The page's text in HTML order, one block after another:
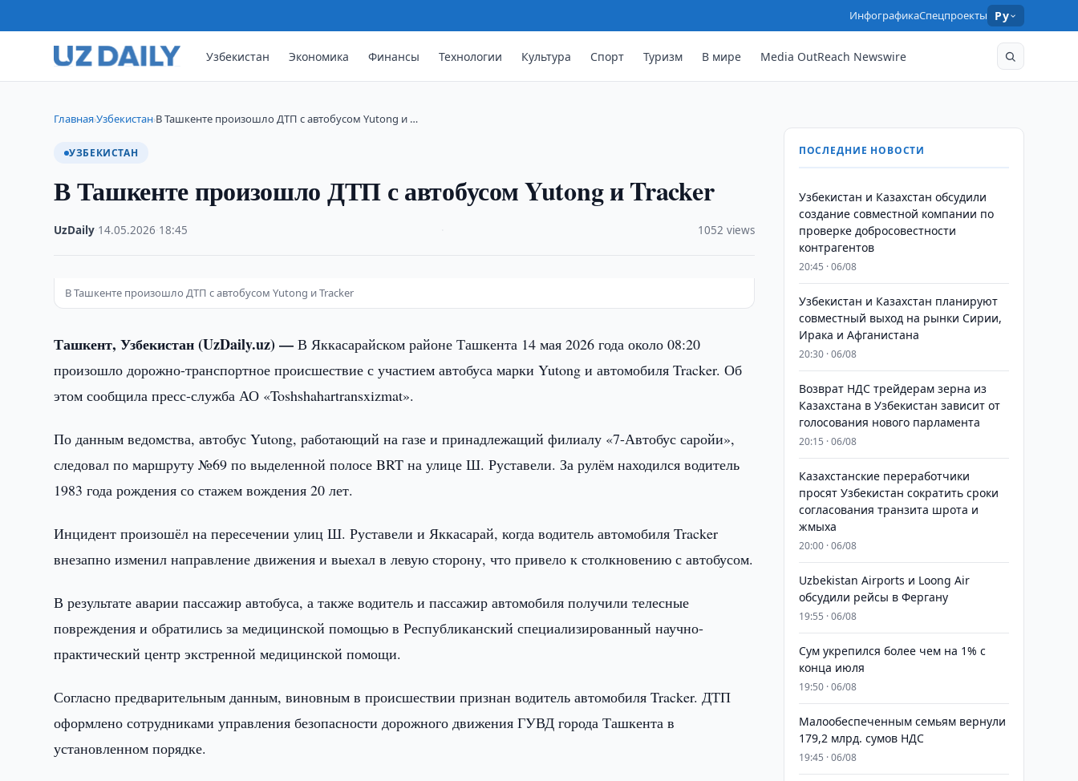
ИнфографикаСпецпроекты Ру
Узбекистан Экономика Финансы Технологии Культура Спорт Туризм В мире Media OutReach Newswire
Главная›Узбекистан›В Ташкенте произошло ДТП с автобусом Yutong и …
УЗБЕКИСТАН
В Ташкенте произошло ДТП с автобусом Yutong и Tracker
UzDaily 14.05.2026 18:45 1052 views
В Ташкенте произошло ДТП с автобусом Yutong и Tracker
Ташкент, Узбекистан (UzDaily.uz) —В Яккасарайском районе Ташкента 14 мая 2026 года около 08:20
произошло дорожно-транспортное происшествие с участием автобуса марки Yutong и автомобиля Tracker. Об
этом сообщила пресс-служба АО «Toshshahartransxizmat».
По данным ведомства, автобус Yutong, работающий на газе и принадлежащий филиалу «7-Автобус саройи»,
следовал по маршруту №69 по выделенной полосе BRT на улице Ш. Руставели. За рулём находился водитель
1983 года рождения со стажем вождения 20 лет.
Инцидент произошёл на пересечении улиц Ш. Руставели и Яккасарай, когда водитель автомобиля Tracker
внезапно изменил направление движения и выехал в левую сторону, что привело к столкновению с автобусом.
В результате аварии пассажир автобуса, а также водитель и пассажир автомобиля получили телесные
повреждения и обратились за медицинской помощью в Республиканский специализированный научно-
практический центр экстренной медицинской помощи.
Согласно предварительным данным, виновным в происшествии признан водитель автомобиля Tracker. ДТП
оформлено сотрудниками управления безопасности дорожного движения ГУВД города Ташкента в
установленном порядке.
ПОСЛЕДНИЕ НОВОСТИ
Узбекистан и Казахстан обсудили
создание совместной компании по
проверке добросовестности
контрагентов
20:45 · 06/08
Узбекистан и Казахстан планируют
совместный выход на рынки Сирии,
Ирака и Афганистана
20:30 · 06/08
Возврат НДС трейдерам зерна из
Казахстана в Узбекистан зависит от
голосования нового парламента
20:15 · 06/08
Казахстанские переработчики
просят Узбекистан сократить сроки
согласования транзита шрота и
жмыха
20:00 · 06/08
Uzbekistan Airports и Loong Air
обсудили рейсы в Фергану
19:55 · 06/08
Сум укрепился более чем на 1% с
конца июля
19:50 · 06/08
Малообеспеченным семьям вернули
179,2 млрд. сумов НДС
19:45 · 06/08